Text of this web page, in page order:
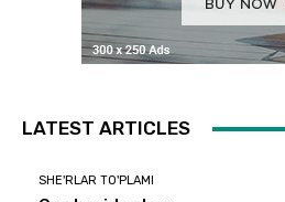
LATEST ARTICLES
SHE'RLAR TO'PLAMI